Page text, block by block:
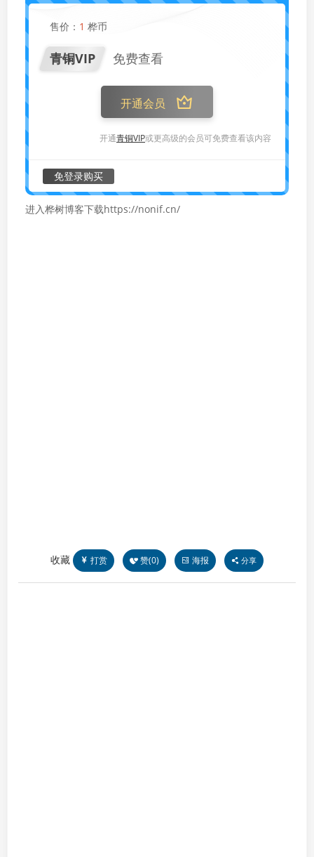
售价： 1 桦币
青铜VIP 免费查看
开通会员
开通青铜VIP或更高级的会员可免费查看该内容
免登录购买
进入桦树博客下载https://nonif.cn/
收藏 打赏 赞(0) 海报 分享